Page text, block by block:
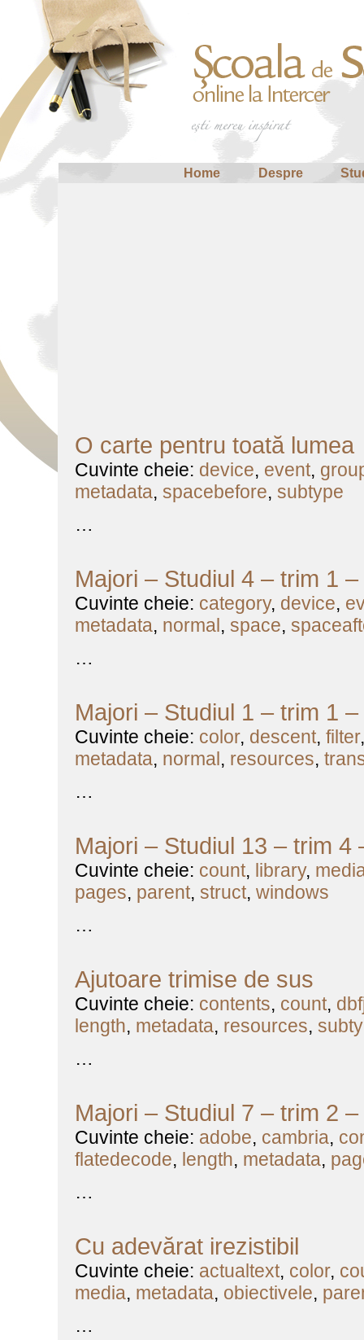
Despre
Home
O carte pentru toată lumea
Cuvinte cheie: device, event,
metadata, spacebefore, subtype
…
Majori – Studiul 4 – trim 1
Cuvinte cheie: category, device,
metadata, normal, space,
…
Majori – Studiul 1 – trim 1
Cuvinte cheie: color, descent, filter
metadata, normal, resources,
…
Majori – Studiul 13 – trim 4
Cuvinte cheie: count, library,
pages, parent, struct, windows
…
Ajutoare trimise de sus
Cuvinte cheie: contents, count,
length, metadata, resources,
…
Majori – Studiul 7 – trim 2
Cuvinte cheie: adobe, cambria,
flatedecode, length, metadata,
…
Cu adevărat irezistibil
Cuvinte cheie: actualtext, color,
media, metadata, obiectivele,
…